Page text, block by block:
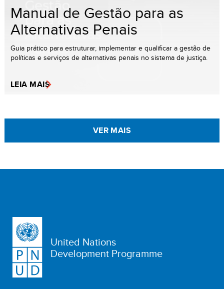
Manual de Gestão para as
Alternativas Penais
Guia prático para estruturar, implementar e qualificar a gestão de
políticas e serviços de alternativas penais no sistema de justiça.
LEIA MAIS
VER MAIS
United Nations
Development Programme